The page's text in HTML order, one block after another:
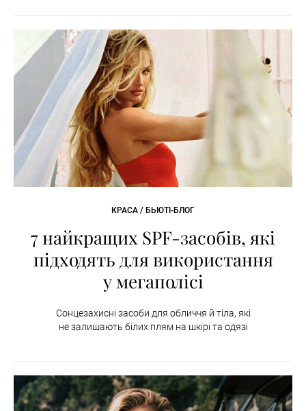
КРАСА / БЬЮТІ-БЛОГ
7 найкращих SPF-засобів, які
підходять для використання
у мегаполісі
Сонцезахисні засоби для обличчя й тіла, які
не залишають білих плям на шкірі та одязі